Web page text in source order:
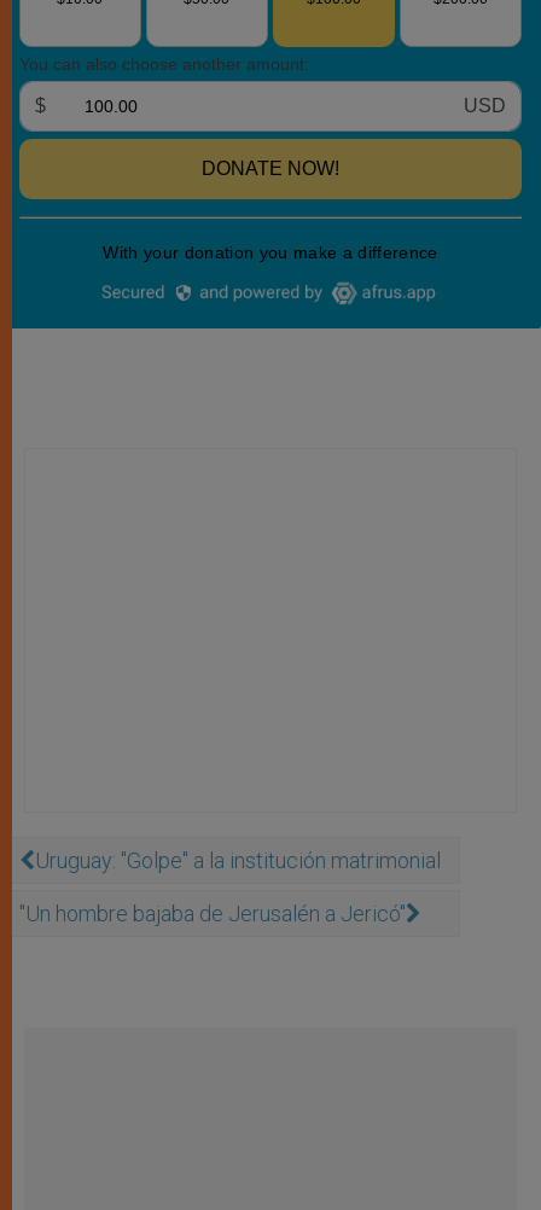
Uruguay: "Golpe" a la institución matrimonial
''Un hombre bajaba de Jerusalén a Jericó''